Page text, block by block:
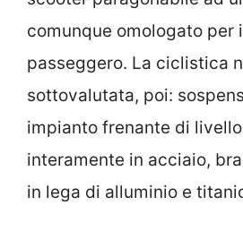
comunque omologato per
passeggero. La ciclistica
sottovalutata, poi:
impianto frenante di
interamente in acciaio,
in lega di alluminio e